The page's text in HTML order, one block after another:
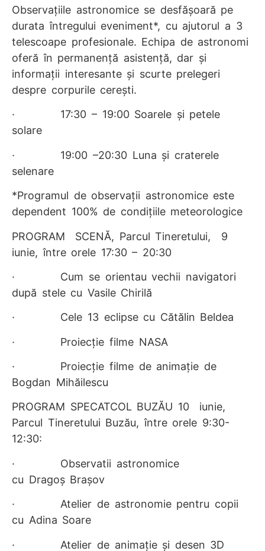
Observațiile astronomicese desfășoară pe
durata întregului eveniment*, cu ajutorul a 3
telescoape profesionale. Echipa de astronomi
oferă în permanență asistență, dar și
informații interesante și scurte prelegeri
despre corpurile cerești.
· 17:30 – 19:00 Soarele și petele
solare
· 19:00 –20:30 Luna și craterele
selenare
*Programul de observații astronomice este
dependent 100% de condițiile meteorologice
PROGRAM SCENĂ, Parcul Tineretului, 9
iunie, între orele 17:30 – 20:30
· Cum se orientau vechii navigatori
după stele cu Vasile Chirilă
· Cele 13 eclipse cu Cătălin Beldea
· Proiecție filme NASA
· Proiecție filme de animație de
Bogdan Mihăilescu
PROGRAM SPECATCOL BUZĂU 10 iunie,
Parcul Tineretului Buzău, între orele 9:30-
12:30:
· Observatii astronomice
cu DragoșBrașov
· Atelier de astronomie pentru copii
cu Adina Soare
· Atelier de animație și desen 3D